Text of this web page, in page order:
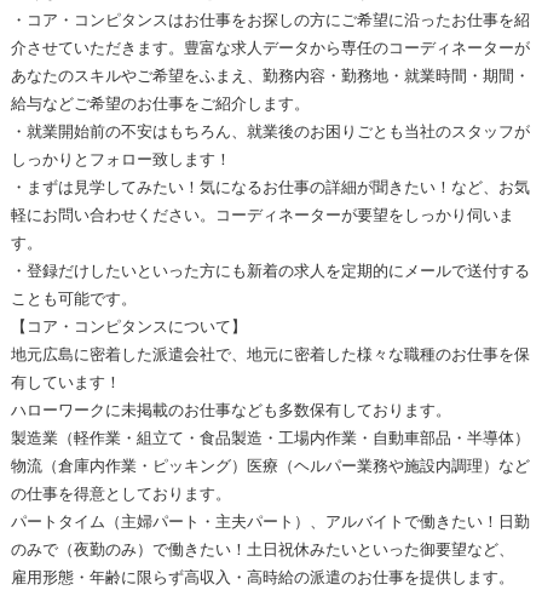
・コア・コンピタンスはお仕事をお探しの方にご希望に沿ったお仕事を紹
介させていただきます。豊富な求人データから専任のコーディネーターが
あなたのスキルやご希望をふまえ、勤務内容・勤務地・就業時間・期間・
給与などご希望のお仕事をご紹介します。
・就業開始前の不安はもちろん、就業後のお困りごとも当社のスタッフが
しっかりとフォロー致します！
・まずは見学してみたい！気になるお仕事の詳細が聞きたい！など、お気
軽にお問い合わせください。コーディネーターが要望をしっかり伺いま
す。
・登録だけしたいといった方にも新着の求人を定期的にメールで送付する
ことも可能です。
【コア・コンピタンスについて】
地元広島に密着した派遣会社で、地元に密着した様々な職種のお仕事を保
有しています！
ハローワークに未掲載のお仕事なども多数保有しております。
製造業（軽作業・組立て・食品製造・工場内作業・自動車部品・半導体）
物流（倉庫内作業・ピッキング）医療（ヘルパー業務や施設内調理）など
の仕事を得意としております。
パートタイム（主婦パート・主夫パート）、アルバイトで働きたい！日勤
のみで（夜勤のみ）で働きたい！土日祝休みたいといった御要望など、
雇用形態・年齢に限らず高収入・高時給の派遣のお仕事を提供します。